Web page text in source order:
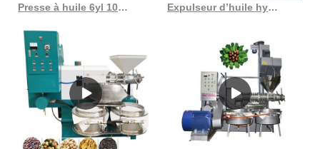
Presse à huile 6yl 100 en Côte d’Ivoire Expulseur d’huile hydraulique automatique, presse à froid, machine automatique à huile hydraulique